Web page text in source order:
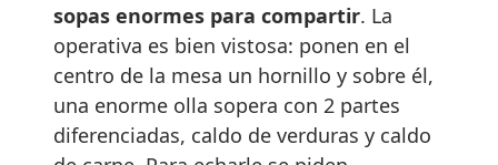
sopas enormes para compartir. La
operativa es bien vistosa: ponen en el
centro de la mesa un hornillo y sobre él,
una enorme olla sopera con 2 partes
diferenciadas, caldo de verduras y caldo